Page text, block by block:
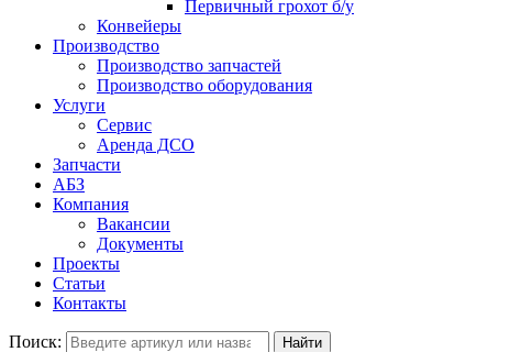
Первичный грохот б/у
Конвейеры
Производство
Производство запчастей
Производство оборудования
Услуги
Сервис
Аренда ДСО
Запчасти
АБЗ
Компания
Вакансии
Документы
Проекты
Статьи
Контакты
Поиск: